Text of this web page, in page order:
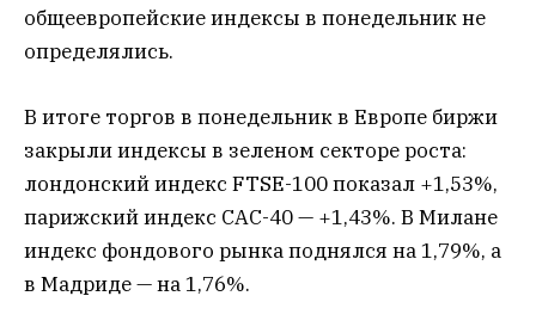
общеевропейские индексы в понедельник не
определялись.
В итоге торгов в понедельник в Европе биржи
закрыли индексы в зеленом секторе роста:
лондонский индекс FTSE-100 показал +1,53%,
парижский индекс CAC-40 — +1,43%. В Милане
индекс фондового рынка поднялся на 1,79%, а
в Мадриде — на 1,76%.